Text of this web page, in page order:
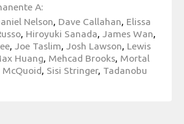
A:
Nelson, Dave Callahan, Elissa
, Hiroyuki Sanada, James Wan,
, Joe Taslim, Josh Lawson, Lewis
Huang, Mehcad Brooks, Mortal
McQuoid, Sisi Stringer, Tadanobu